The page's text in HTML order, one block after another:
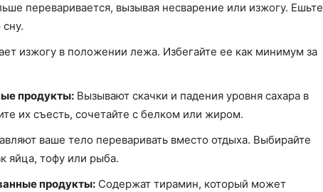
переваривается, вызывая несварение или изжогу. Ешьте
изжогу в положении лежа. Избегайте ее как минимум за
продукты: Вызывают скачки и падения уровня сахара в
их съесть, сочетайте с белком или жиром.
ваше тело переваривать вместо отдыха. Выбирайте
яйца, тофу или рыба.
продукты: Содержат тирамин, который может